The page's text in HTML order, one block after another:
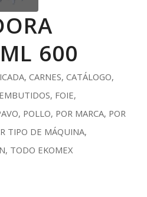
600
, CARNES, CATÁLOGO,
EMBUTIDOS, FOIE,
, POLLO, POR MARCA, POR
TIPO DE MÁQUINA,
, TODO EKOMEX